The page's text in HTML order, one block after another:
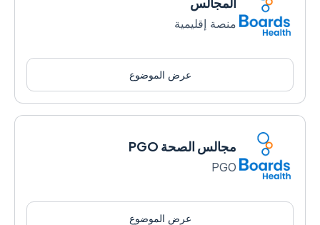
منصة إقليمية
عرض الموضوع
مجالس الصحة PGO
PGO
عرض الموضوع